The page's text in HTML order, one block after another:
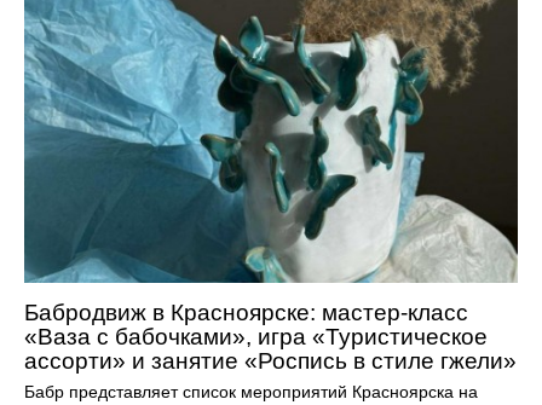
Бабродвиж в Красноярске: мастер-класс
«Ваза с бабочками», игра «Туристическое
ассорти» и занятие «Роспись в стиле гжели»
Бабр представляет список мероприятий Красноярска на